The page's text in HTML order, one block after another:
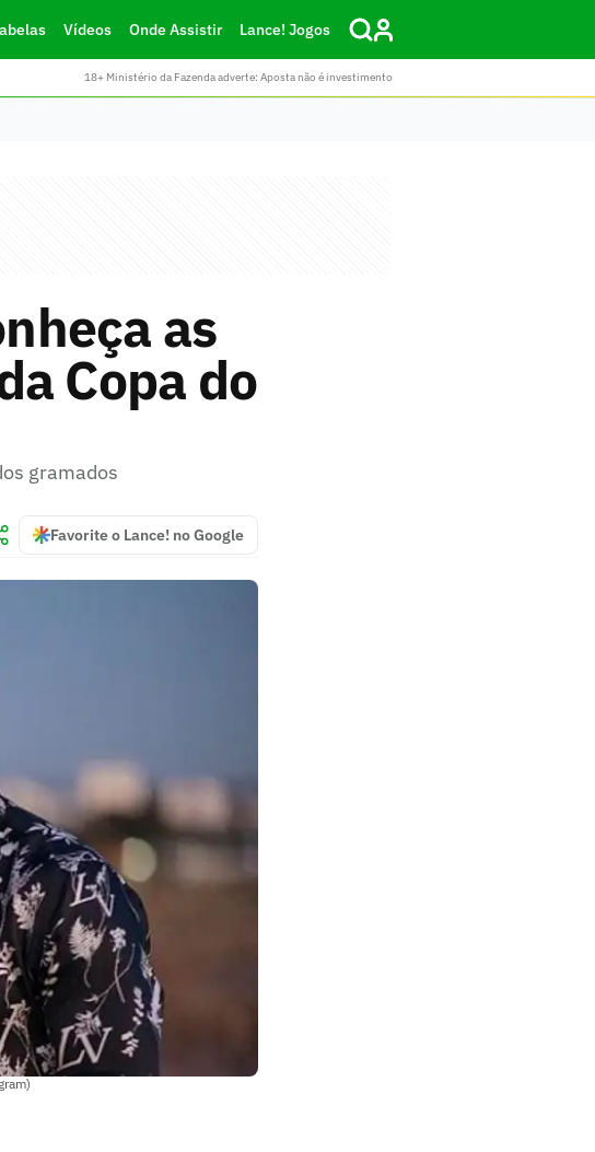
Vídeos Onde Assistir Lance! Jogos
18+ Ministério da Fazenda adverte: Aposta não é investimento
as
Copa do
gramados
Favorite o Lance! no Google